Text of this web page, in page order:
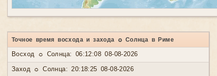
Точное время восхода и захода ☼ Солнца в Риме
Восход ☼ Солнца: 06:12:08 08-08-2026
Заход ☼ Солнца: 20:18:25 08-08-2026